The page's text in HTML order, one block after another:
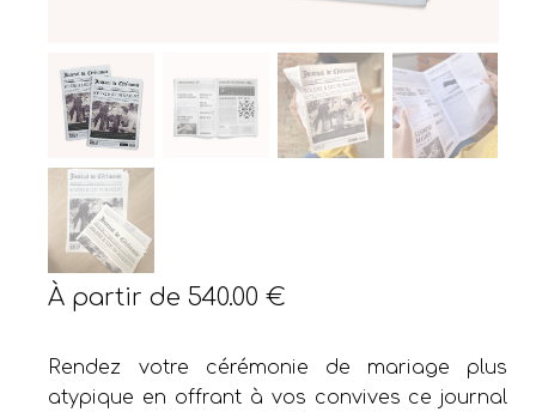
À partir de540.00€
Rendez votre cérémonie de mariage plus
atypique en offrant à vos convives ce journal